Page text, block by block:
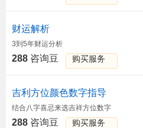
财运解析
3到5年财运分析
288 咨询豆 购买服务
吉利方位颜色数字指导
结合八字喜忌来选吉祥方位数字
288 咨询豆 购买服务